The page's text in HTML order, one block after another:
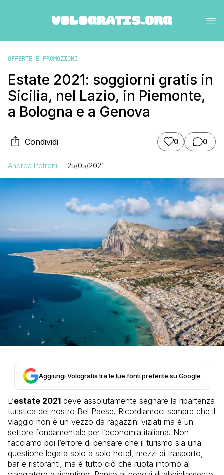
OFFERTE E PROMOZIONI
Estate 2021: soggiorni gratis in
Sicilia, nel Lazio, in Piemonte,
a Bologna e a Genova
Condividi 0 0
Andrea Petroni 25/05/2021
Aggiungi Vologratis tra le tue fonti preferite su Google
L’estate 2021 deve assolutamente segnare la ripartenza
turistica del nostro Bel Paese. Ricordiamoci sempre che il
viaggio non è un vezzo da ragazzini viziati ma è un
settore fondamentale per l’economia italiana. Non
facciamo poi l’errore di pensare che il turismo sia una
questione legata solo a solo hotel, mezzi di trasporto,
bar e ristoranti, ma è tutto ciò che ruota intorno al